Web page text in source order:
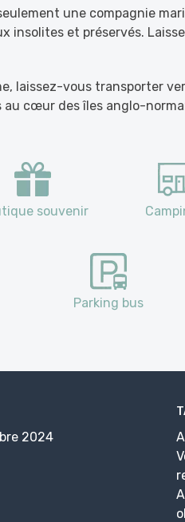
une compagnie
insolites et préservés.
laissez-vous transporter
cœur des îles anglo-
souvenir
Parking bus
2024